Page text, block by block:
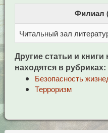
Филиал
Читальный зал
Другие статьи и книги
находятся в рубриках:
Безопасность
Терроризм